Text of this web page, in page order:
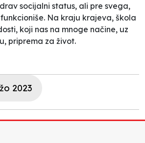
socijalni status, ali pre svega,
Na kraju krajeva, škola
koji nas na mnoge načine, uz
priprema za život.
2023